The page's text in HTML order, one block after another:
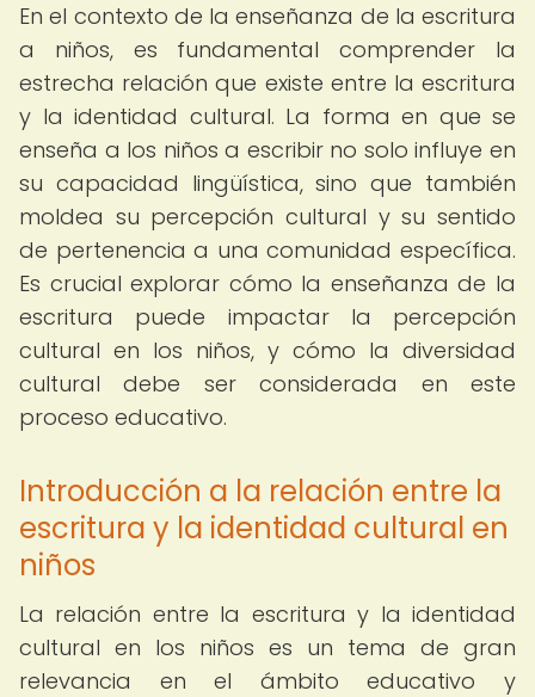
En el contexto de la enseñanza de la escritura
a niños, es fundamental comprender la
estrecha relación que existe entre la escritura
y la identidad cultural. La forma en que se
enseña a los niños a escribir no solo influye en
su capacidad lingüística, sino que también
moldea su percepción cultural y su sentido
de pertenencia a una comunidad específica.
Es crucial explorar cómo la enseñanza de la
escritura puede impactar la percepción
cultural en los niños, y cómo la diversidad
cultural debe ser considerada en este
proceso educativo.
Introducción a la relación entre la
escritura y la identidad cultural en
niños
La relación entre la escritura y la identidad
cultural en los niños es un tema de gran
relevancia en el ámbito educativo y